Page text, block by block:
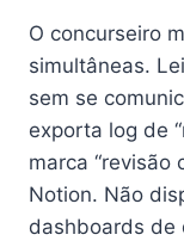
O concurseiro
simultâneas.
sem se
exporta log de
marca “revisão
Notion. Não
dashboards de